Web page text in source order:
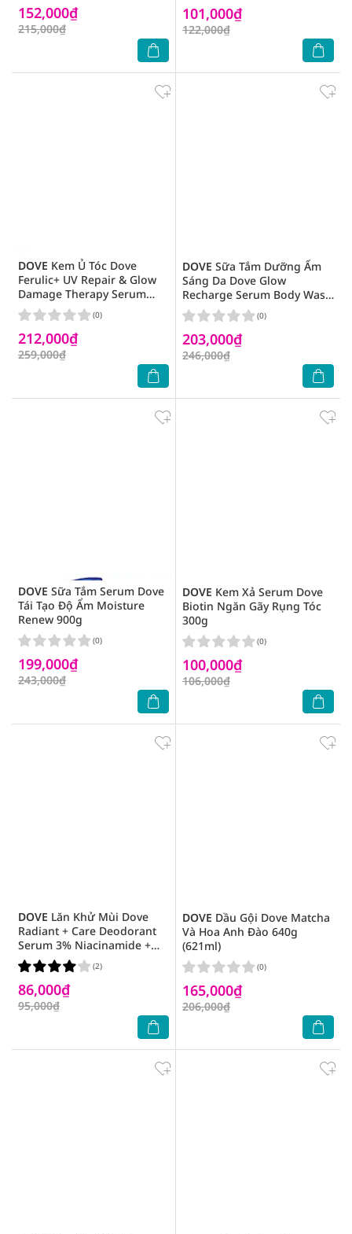
152,000₫
215,000₫
101,000₫
122,000₫
DOVE Kem Ủ Tóc Dove
Ferulic+ UV Repair & Glow
Damage Therapy Serum
Treatment Mask 300ml
212,000₫
259,000₫
(0)
DOVE Sữa Tắm Dưỡng Ẩm
Sáng Da Dove Glow
Recharge Serum Body Wash
547ml
203,000₫
246,000₫
(0)
DOVE Sữa Tắm Serum Dove
Tái Tạo Độ Ẩm Moisture
Renew 900g
199,000₫
243,000₫
(0)
DOVE Kem Xả Serum Dove
Biotin Ngăn Gãy Rụng Tóc
300g
100,000₫
106,000₫
(0)
DOVE Lăn Khử Mùi Dove
Radiant + Care Deodorant
Serum 3% Niacinamide +
10X Collagen 45ml
86,000₫
95,000₫
(2)
DOVE Dầu Gội Dove Matcha
Và Hoa Anh Đào 640g
(621ml)
165,000₫
206,000₫
(0)